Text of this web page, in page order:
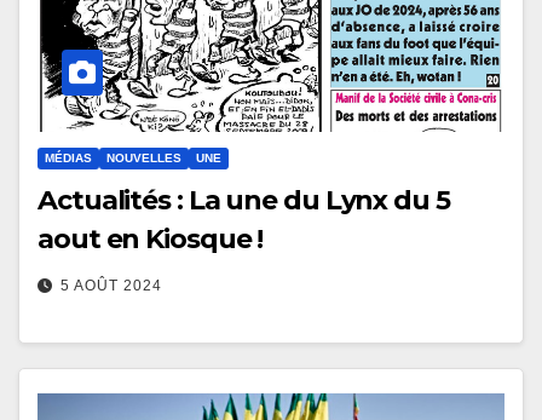
MÉDIAS NOUVELLES UNE
Actualités : La une du Lynx du 5
aout en Kiosque !
5 AOÛT 2024